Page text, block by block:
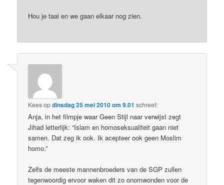
Hou je taai en we gaan elkaar nog zien.
Keesopdinsdag 25 mei 2010 om 9.01 schreef:
Anja, in het filmpje waar Geen Stijl naar verwijst zegt
Jihad letterlijk: “Islam en homoseksualiteit gaan niet
samen. Dat zeg ik ook. Ik acepteer ook geen Moslim
homo.”
Zelfs de meeste mannenbroeders van de SGP zullen
tegenwoordig ervoor waken dit zo onomwonden voor de